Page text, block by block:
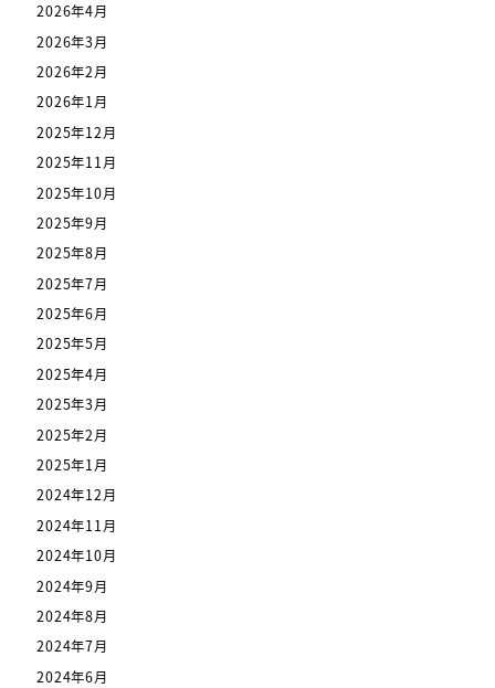
2026年4月
2026年3月
2026年2月
2026年1月
2025年12月
2025年11月
2025年10月
2025年9月
2025年8月
2025年7月
2025年6月
2025年5月
2025年4月
2025年3月
2025年2月
2025年1月
2024年12月
2024年11月
2024年10月
2024年9月
2024年8月
2024年7月
2024年6月